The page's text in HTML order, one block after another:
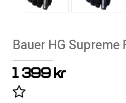
Bauer HG Supreme
1 399 kr